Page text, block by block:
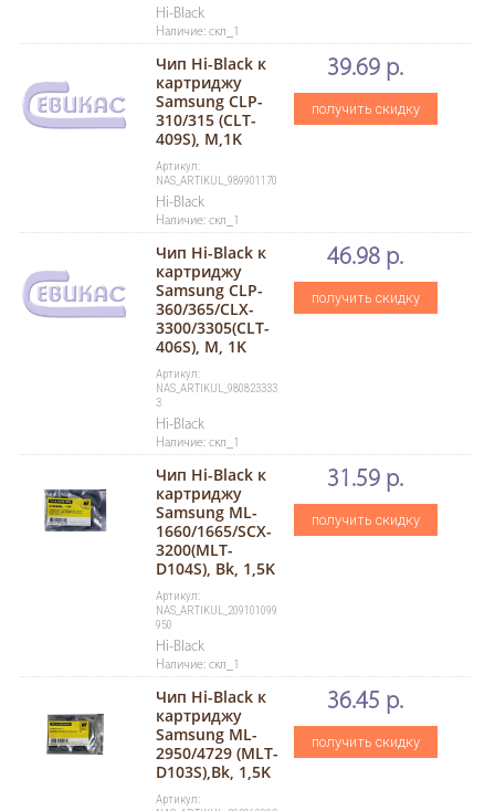
Hi-Black
Наличие: скл_1
Чип Hi-Black к
картриджу
Samsung CLP-
310/315 (CLT-
409S), M,1K
Артикул:
NAS_ARTIKUL_989901170
Hi-Black
Наличие: скл_1
39.69 р.
получить скидку
Чип Hi-Black к
картриджу
Samsung CLP-
360/365/CLX-
3300/3305(CLT-
406S), M, 1K
Артикул:
NAS_ARTIKUL_980823333
3
Hi-Black
Наличие: скл_1
46.98 р.
получить скидку
Чип Hi-Black к
картриджу
Samsung ML-
1660/1665/SCX-
3200(MLT-
D104S), Bk, 1,5K
Артикул:
NAS_ARTIKUL_209101099
950
Hi-Black
Наличие: скл_1
31.59 р.
получить скидку
Чип Hi-Black к
картриджу
Samsung ML-
2950/4729 (MLT-
D103S),Bk, 1,5K
Артикул:
36.45 р.
получить скидку